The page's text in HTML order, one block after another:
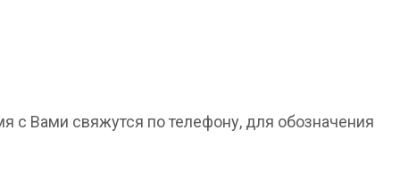
с Вами свяжутся по телефону, для обозначения